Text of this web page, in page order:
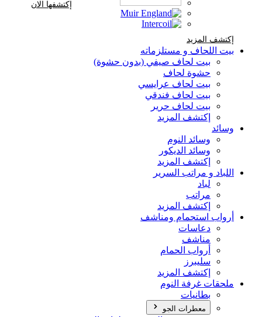
إكتشف المزيد
إكتشفها الان
بيت اللحاف و مستلزماته
بيت لحاف صيفي (بدون حشوة)
حشوة لحاف
بيت لحاف عرايسي
بيت لحاف فندقي
بيت لحاف حرير
إكتشف المزيد
وسائد
وسائد النوم
وسائد الديكور
إكتشف المزيد
اللباد و مراتب السرير
لباد
مراتب
إكتشف المزيد
أرواب استحمام ومناشف
دعاسات
مناشف
أرواب الحمام
سليبرز
إكتشف المزيد
ملحقات غرفة النوم
بطانيات
معطرات الجو